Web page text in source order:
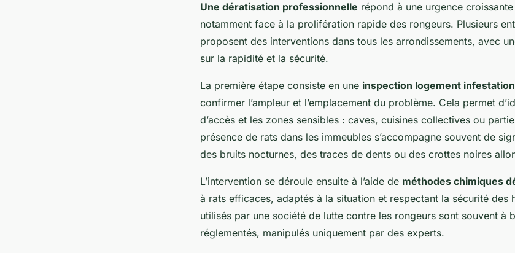
Une dératisation professionnelle répond à une urgence
notamment face à la prolifération rapide des rongeurs. Plusieurs
proposent des interventions dans tous les arrondissements, avec
sur la rapidité et la sécurité.
La première étape consiste en une inspection logement infestation
confirmer l’ampleur et l’emplacement du problème. Cela permet
d’accès et les zones sensibles : caves, cuisines collectives ou
présence de rats dans les immeubles s’accompagne souvent de
des bruits nocturnes, des traces de dents ou des crottes noires
L’intervention se déroule ensuite à l’aide de méthodes chimiques
à rats efficaces, adaptés à la situation et respectant la sécurité des
utilisés par une société de lutte contre les rongeurs sont souvent à
réglementés, manipulés uniquement par des experts.